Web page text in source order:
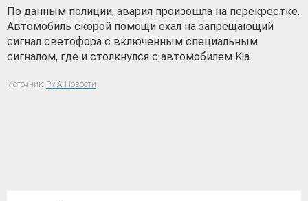
По данным полиции, авария произошла на перекрестке.
Автомобиль скорой помощи ехал на запрещающий
сигнал светофора с включенным специальным
сигналом, где и столкнулся с автомобилем Kia.
Источник: РИА-Новости